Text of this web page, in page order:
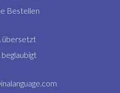
Bestellen
übersetzt